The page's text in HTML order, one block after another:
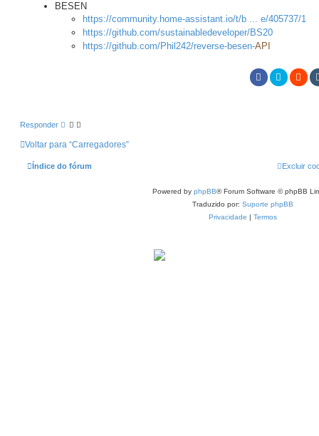
BESEN
https://community.home-assistant.io/t/b ... e/405737/1
https://github.com/sustainabledeveloper/BS20
https://github.com/Phil242/reverse-besen-API
Responder
Voltar para “Carregadores”
Índice do fórum Excluir
Powered by phpBB® Forum Software © phpBB
Traduzido por: Suporte phpBB
Privacidade | Termos